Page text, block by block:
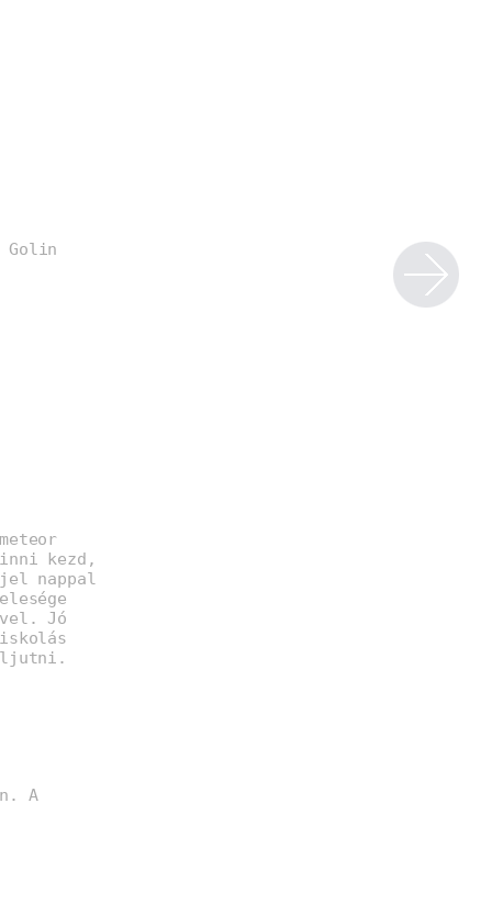
Golin
kezd,
nappal
Jó
A